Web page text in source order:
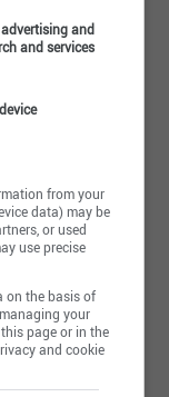
de
lourd.
liés aux
notre
parfaite
and
and services
from your
data) may be
or used
use precise
on the basis of
your
page or in the
and cookie